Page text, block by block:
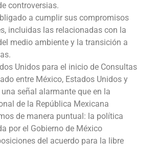
controversias.
a cumplir sus compromisos
incluidas las relacionadas con la
medio ambiente y la transición a
Unidos para el inicio de Consultas
entre México, Estados Unidos y
una señal alarmante que en la
de la República Mexicana
de manera puntual: la política
por el Gobierno de México
del acuerdo para la libre